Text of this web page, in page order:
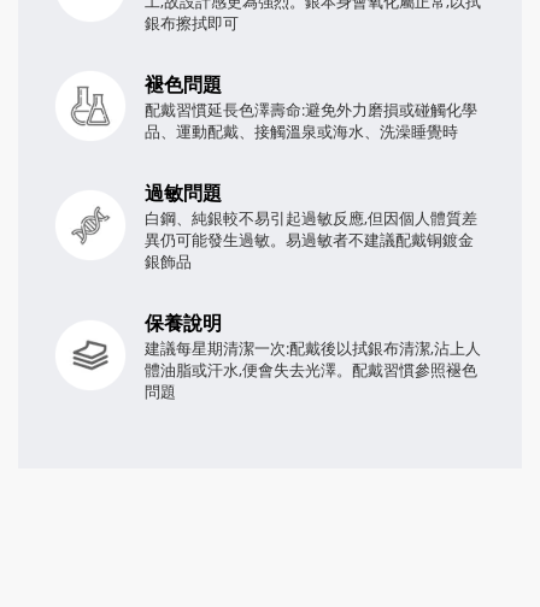
銀布擦拭即可
褪色問題
配戴習慣延長色澤壽命:避免外力磨損或碰觸化學
品、運動配戴、接觸溫泉或海水、洗澡睡覺時
過敏問題
白鋼、純銀較不易引起過敏反應,但因個人體質差
異仍可能發生過敏。易過敏者不建議配戴铜鍍金
銀飾品
保養說明
建議每星期清潔一次:配戴後以拭銀布清潔,沾上人
體油脂或汗水,便會失去光澤。配戴習慣參照褪色
問題